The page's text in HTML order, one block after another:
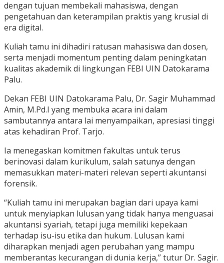
dengan tujuan membekali mahasiswa, dengan
pengetahuan dan keterampilan praktis yang krusial di
era digital.
Kuliah tamu ini dihadiri ratusan mahasiswa dan dosen,
serta menjadi momentum penting dalam peningkatan
kualitas akademik di lingkungan FEBI UIN Datokarama
Palu.
Dekan FEBI UIN Datokarama Palu, Dr. Sagir Muhammad
Amin, M.Pd.I yang membuka acara ini dalam
sambutannya antara lai menyampaikan, apresiasi tinggi
atas kehadiran Prof. Tarjo.
Ia menegaskan komitmen fakultas untuk terus
berinovasi dalam kurikulum, salah satunya dengan
memasukkan materi-materi relevan seperti akuntansi
forensik.
“Kuliah tamu ini merupakan bagian dari upaya kami
untuk menyiapkan lulusan yang tidak hanya menguasai
akuntansi syariah, tetapi juga memiliki kepekaan
terhadap isu-isu etika dan hukum. Lulusan kami
diharapkan menjadi agen perubahan yang mampu
memberantas kecurangan di dunia kerja,” tutur Dr. Sagir.